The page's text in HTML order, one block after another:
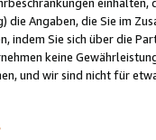
die Angaben, die Sie im
indem Sie sich über die
keine
und wir sind nicht für